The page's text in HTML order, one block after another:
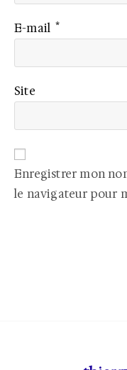
E-mail *
Site
Enregistrer mon
le navigateur pour